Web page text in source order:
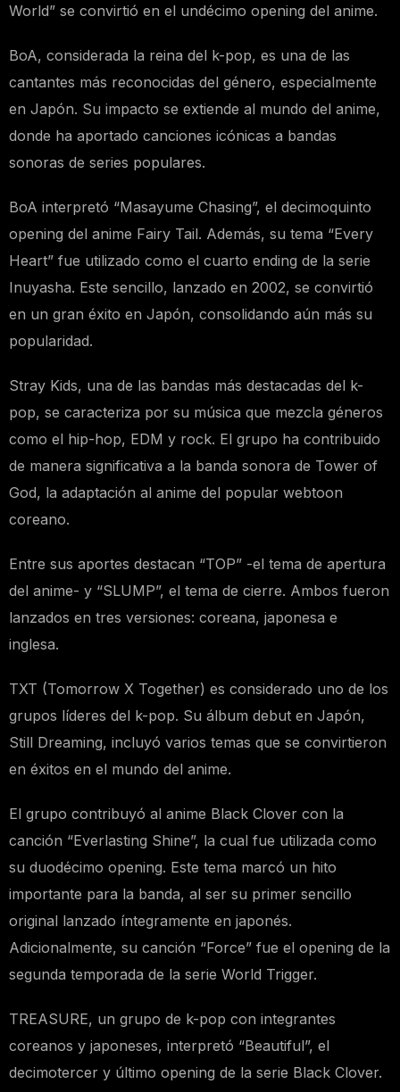
World” se convirtió en el undécimo opening del anime.
BoA, considerada la reina del k-pop, es una de las
cantantes más reconocidas del género, especialmente
en Japón. Su impacto se extiende al mundo del anime,
donde ha aportado canciones icónicas a bandas
sonoras de series populares.
BoA interpretó “Masayume Chasing”, el decimoquinto
opening del anime Fairy Tail. Además, su tema “Every
Heart” fue utilizado como el cuarto ending de la serie
Inuyasha. Este sencillo, lanzado en 2002, se convirtió
en un gran éxito en Japón, consolidando aún más su
popularidad.
Stray Kids, una de las bandas más destacadas del k-
pop, se caracteriza por su música que mezcla géneros
como el hip-hop, EDM y rock. El grupo ha contribuido
de manera significativa a la banda sonora de Tower of
God, la adaptación al anime del popular webtoon
coreano.
Entre sus aportes destacan “TOP” -el tema de apertura
del anime- y “SLUMP”, el tema de cierre. Ambos fueron
lanzados en tres versiones: coreana, japonesa e
inglesa.
TXT (Tomorrow X Together) es considerado uno de los
grupos líderes del k-pop. Su álbum debut en Japón,
Still Dreaming, incluyó varios temas que se convirtieron
en éxitos en el mundo del anime.
El grupo contribuyó al anime Black Clover con la
canción “Everlasting Shine”, la cual fue utilizada como
su duodécimo opening. Este tema marcó un hito
importante para la banda, al ser su primer sencillo
original lanzado íntegramente en japonés.
Adicionalmente, su canción “Force” fue el opening de la
segunda temporada de la serie World Trigger.
TREASURE, un grupo de k-pop con integrantes
coreanos y japoneses, interpretó “Beautiful”, el
decimotercer y último opening de la serie Black Clover.